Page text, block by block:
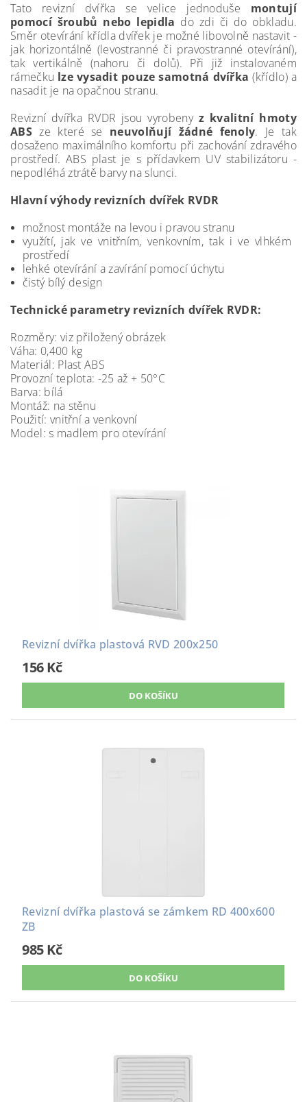
Tato revizní dvířka se velice jednoduše montují
pomocí šroubů nebo lepidla do zdi či do obkladu.
Směr otevírání křídla dvířek je možné libovolně nastavit -
jak horizontálně (levostranné či pravostranné otevírání),
tak vertikálně (nahoru či dolů). Při již instalovaném
rámečku lze vysadit pouze samotná dvířka (křídlo) a
nasadit je na opačnou stranu.
Revizní dvířka RVDR jsou vyrobeny z kvalitní hmoty
ABSze které se neuvolňují žádné fenoly. Je tak
dosaženo maximálního komfortu při zachování zdravého
prostředí. ABS plast je s přídavkem UV stabilizátoru -
nepodléhá ztrátě barvy na slunci.
Hlavní výhody revizních dvířek RVDR
možnost montáže na levou i pravou stranu
využítí, jak ve vnitřním, venkovním, tak i ve vlhkém
prostředí
lehké otevírání a zavírání pomocí úchytu
čistý bílý design
Technické parametry revizních dvířek RVDR:
Rozměry: viz přiložený obrázek
Váha: 0,400 kg
Materiál: Plast ABS
Provozní teplota: -25 až + 50°C
Barva: bílá
Montáž: na stěnu
Použití: vnitřní a venkovní
Model: s madlem pro otevírání
Revizní dvířka plastová RVD 200x250
156 Kč
Revizní dvířka plastová se zámkem RD 400x600
ZB
985 Kč